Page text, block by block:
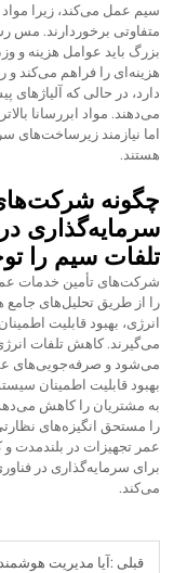
سیم عمل می‌کند، زیرا
متفاوتی برخوردارند. مس
بزرگ باید عوامل هزینه و
هزینه‌ای را فراهم می‌کند و
دارد، در حالی که آلیاژهای
می‌دهند. مواد ابررسانا
اما نیازمند زیرساخت‌های
هستند.
چگونه
سرمایه‌گذاری
تلفات سیم را
شرکت‌های تأمین خدمات
را از طریق تحلیل‌های جامع
انرژی، بهبود قابلیت
می‌گیرند. کاهش تلفات
می‌شود و صرفه‌جویی‌های
بهبود قابلیت اطمینان
به مشتریان را کاهش
را مستحق انگیزه‌های
عمر تجهیزات در بلندمدت و
برای سرمایه‌گذاری در
می‌کند.
قبلی :آیا مدیریت هوشمند آب